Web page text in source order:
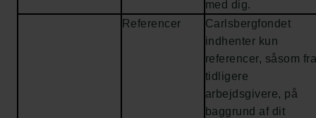
med dig.
Referencer
Carlsbergfondet
indhenter kun
referencer, såsom
tidligere
arbejdsgivere, på
baggrund af dit